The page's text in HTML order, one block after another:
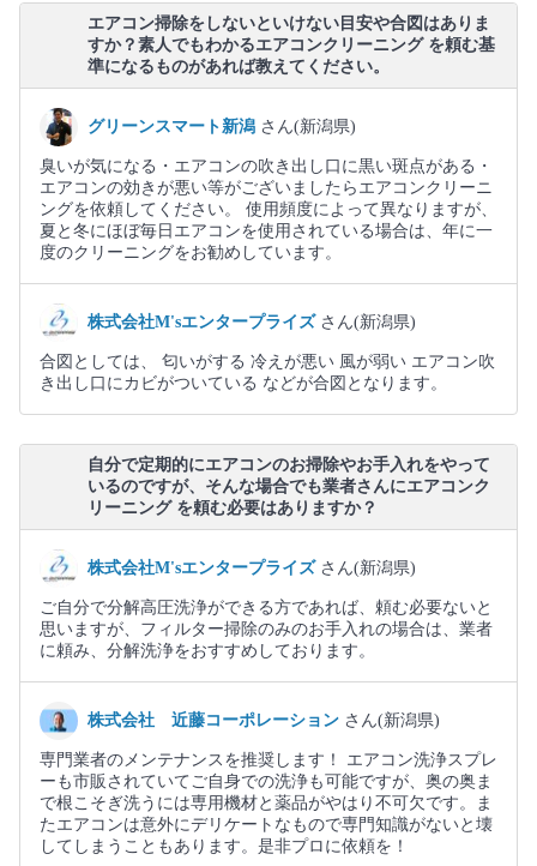
エアコン掃除をしないといけない目安や合図はありま
すか？素人でもわかるエアコンクリーニング を頼む基
準になるものがあれば教えてください。
グリーンスマート新潟 さん(新潟県)
臭いが気になる・エアコンの吹き出し口に黒い斑点がある・
エアコンの効きが悪い等がございましたらエアコンクリーニ
ングを依頼してください。 使用頻度によって異なりますが、
夏と冬にほぼ毎日エアコンを使用されている場合は、年に一
度のクリーニングをお勧めしています。
株式会社M'sエンタープライズ さん(新潟県)
合図としては、 匂いがする 冷えが悪い 風が弱い エアコン吹
き出し口にカビがついている などが合図となります。
自分で定期的にエアコンのお掃除やお手入れをやって
いるのですが、そんな場合でも業者さんにエアコンク
リーニング を頼む必要はありますか？
株式会社M'sエンタープライズ さん(新潟県)
ご自分で分解高圧洗浄ができる方であれば、頼む必要ないと
思いますが、フィルター掃除のみのお手入れの場合は、業者
に頼み、分解洗浄をおすすめしております。
株式会社 近藤コーポレーション さん(新潟県)
専門業者のメンテナンスを推奨します！ エアコン洗浄スプレ
ーも市販されていてご自身での洗浄も可能ですが、奥の奥ま
で根こそぎ洗うには専用機材と薬品がやはり不可欠です。ま
たエアコンは意外にデリケートなもので専門知識がないと壊
してしまうこともあります。是非プロに依頼を！